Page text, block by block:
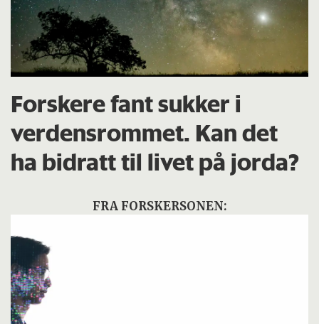
Forskere fant sukker i
verdensrommet. Kan det
ha bidratt til livet på jorda?
FRA FORSKERSONEN: